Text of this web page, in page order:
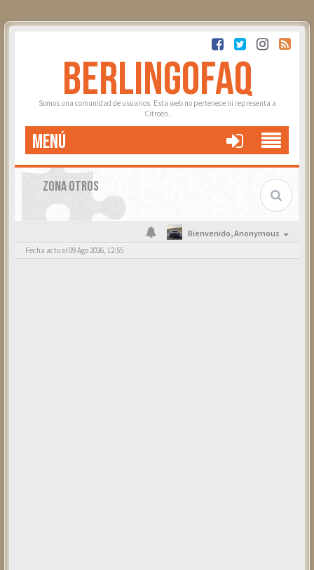
BERLINGOFAQ
Somos una comunidad de usuarios. Esta web no pertenece ni representa a
Citroën.
MENÚ
ZONA OTROS
Bienvenido,Anonymous
Fecha actual 09 Ago 2026, 12:55